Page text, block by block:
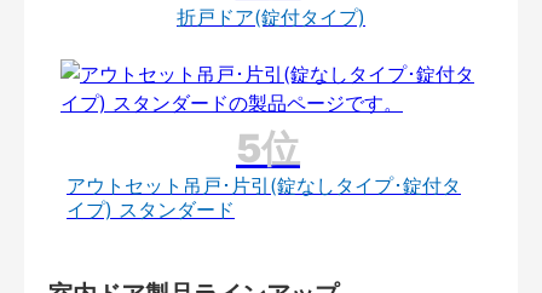
折戸ドア(錠付タイプ)
アウトセット吊戸･片引(錠なしタイプ･錠付タ
イプ) スタンダード